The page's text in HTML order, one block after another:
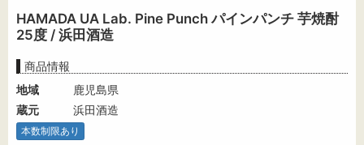
HAMADA UA Lab. Pine Punch パインパンチ 芋焼酎
25度 / 浜田酒造
商品情報
地域
鹿児島県
蔵元
浜田酒造
本数制限あり